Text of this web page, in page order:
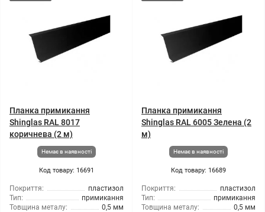
Планка примикання
Shinglas RAL 8017
коричнева (2 м)
Немає в наявності
Код товару: 16691
Покриття:
пластизол
Тип:
примикання
Товщина металу:
0,5 мм
Планка примикання
Shinglas RAL 6005 Зелена (2
м)
Немає в наявності
Код товару: 16689
Покриття:
пластизол
Тип:
примикання
Товщина металу:
0,5 мм